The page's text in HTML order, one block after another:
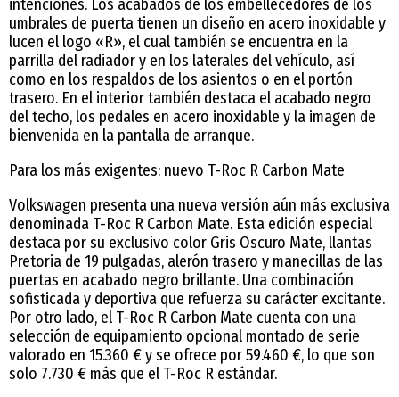
intenciones. Los acabados de los embellecedores de los
umbrales de puerta tienen un diseño en acero inoxidable y
lucen el logo «R», el cual también se encuentra en la
parrilla del radiador y en los laterales del vehículo, así
como en los respaldos de los asientos o en el portón
trasero. En el interior también destaca el acabado negro
del techo, los pedales en acero inoxidable y la imagen de
bienvenida en la pantalla de arranque.
Para los más exigentes: nuevo T-Roc R Carbon Mate
Volkswagen presenta una nueva versión aún más exclusiva
denominada T-Roc R Carbon Mate. Esta edición especial
destaca por su exclusivo color Gris Oscuro Mate, llantas
Pretoria de 19 pulgadas, alerón trasero y manecillas de las
puertas en acabado negro brillante. Una combinación
sofisticada y deportiva que refuerza su carácter excitante.
Por otro lado, el T-Roc R Carbon Mate cuenta con una
selección de equipamiento opcional montado de serie
valorado en 15.360 € y se ofrece por 59.460 €, lo que son
solo 7.730 € más que el T-Roc R estándar.